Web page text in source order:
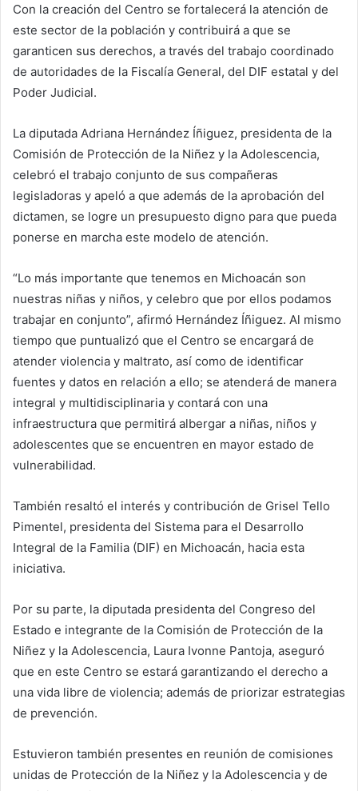
Con la creación del Centro se fortalecerá la atención de
este sector de la población y contribuirá a que se
garanticen sus derechos, a través del trabajo coordinado
de autoridades de la Fiscalía General, del DIF estatal y del
Poder Judicial.
La diputada Adriana Hernández Íñiguez, presidenta de la
Comisión de Protección de la Niñez y la Adolescencia,
celebró el trabajo conjunto de sus compañeras
legisladoras y apeló a que además de la aprobación del
dictamen, se logre un presupuesto digno para que pueda
ponerse en marcha este modelo de atención.
“Lo más importante que tenemos en Michoacán son
nuestras niñas y niños, y celebro que por ellos podamos
trabajar en conjunto”, afirmó Hernández Íñiguez. Al mismo
tiempo que puntualizó que el Centro se encargará de
atender violencia y maltrato, así como de identificar
fuentes y datos en relación a ello; se atenderá de manera
integral y multidisciplinaria y contará con una
infraestructura que permitirá albergar a niñas, niños y
adolescentes que se encuentren en mayor estado de
vulnerabilidad.
También resaltó el interés y contribución de Grisel Tello
Pimentel, presidenta del Sistema para el Desarrollo
Integral de la Familia (DIF) en Michoacán, hacia esta
iniciativa.
Por su parte, la diputada presidenta del Congreso del
Estado e integrante de la Comisión de Protección de la
Niñez y la Adolescencia, Laura Ivonne Pantoja, aseguró
que en este Centro se estará garantizando el derecho a
una vida libre de violencia; además de priorizar estrategias
de prevención.
Estuvieron también presentes en reunión de comisiones
unidas de Protección de la Niñez y la Adolescencia y de